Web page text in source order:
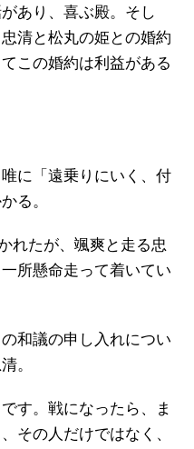
あり、喜ぶ殿。そし
清と松丸の姫との婚約
この婚約は利益がある
に「遠乗りにいく、付
る。
れたが、颯爽と走る忠
所懸命走って着いてい
和議の申し入れについ
。
す。戦になったら、ま
その人だけではなく、